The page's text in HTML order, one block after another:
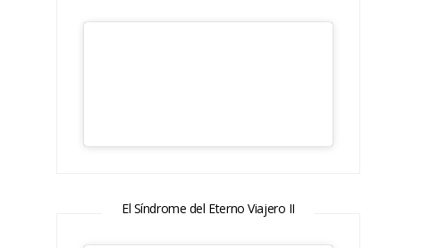
El Síndrome del Eterno Viajero II